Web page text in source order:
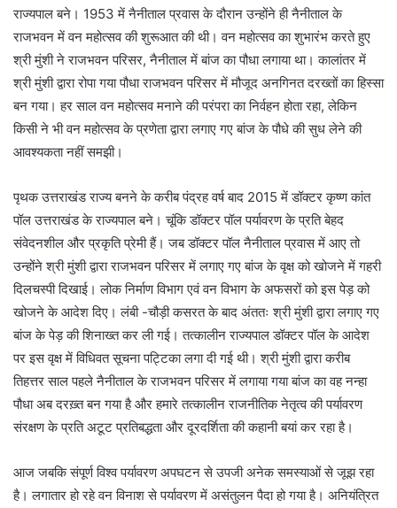
राज्यपाल बने। 1953 में नैनीताल प्रवास के दौरान उन्होंने ही नैनीताल के
राजभवन में वन महोत्सव की शुरूआत की थी। वन महोत्सव का शुभारंभ करते हुए
श्री मुंशी ने राजभवन परिसर, नैनीताल में बांज का पौधा लगाया था। कालांतर में
श्री मुंशी द्वारा रोपा गया पौधा राजभवन परिसर में मौजूद अनगिनत दरख्तों का हिस्सा
बन गया। हर साल वन महोत्सव मनाने की परंपरा का निर्वहन होता रहा, लेकिन
किसी ने भी वन महोत्सव के प्रणेता द्वारा लगाए गए बांज के पौधे की सुध लेने की
आवश्यकता नहीं समझी।
पृथक उत्तराखंड राज्य बनने के करीब पंद्रह वर्ष बाद 2015 में डॉक्टर कृष्ण कांत
पॉल उत्तराखंड के राज्यपाल बने। चूंकि डॉक्टर पॉल पर्यावरण के प्रति बेहद
संवेदनशील और प्रकृति प्रेमी हैं। जब डॉक्टर पॉल नैनीताल प्रवास में आए तो
उन्होंने श्री मुंशी द्वारा राजभवन परिसर में लगाए गए बांज के वृक्ष को खोजने में गहरी
दिलचस्पी दिखाई। लोक निर्माण विभाग एवं वन विभाग के अफसरों को इस पेड़ को
खोजने के आदेश दिए। लंबी -चौड़ी कसरत के बाद अंततः श्री मुंशी द्वारा लगाए गए
बांज के पेड़ की शिनाख्त कर ली गई। तत्कालीन राज्यपाल डॉक्टर पॉल के आदेश
पर इस वृक्ष में विधिवत सूचना पट्टिका लगा दी गई थी। श्री मुंशी द्वारा करीब
तिहत्तर साल पहले नैनीताल के राजभवन परिसर में लगाया गया बांज का वह नन्हा
पौधा अब दरख़्त बन गया है और हमारे तत्कालीन राजनीतिक नेतृत्व की पर्यावरण
संरक्षण के प्रति अटूट प्रतिबद्धता और दूरदर्शिता की कहानी बयां कर रहा है।
आज जबकि संपूर्ण विश्व पर्यावरण अपघटन से उपजी अनेक समस्याओं से जूझ रहा
है। लगातार हो रहे वन विनाश से पर्यावरण में असंतुलन पैदा हो गया है। अनियंत्रित